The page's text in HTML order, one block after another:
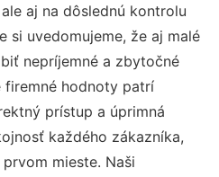
aj na dôslednú kontrolu
si uvedomujeme, že aj malé
nepríjemné a zbytočné
firemné hodnoty patrí
prístup a úprimná
každého zákazníka,
mieste. Naši